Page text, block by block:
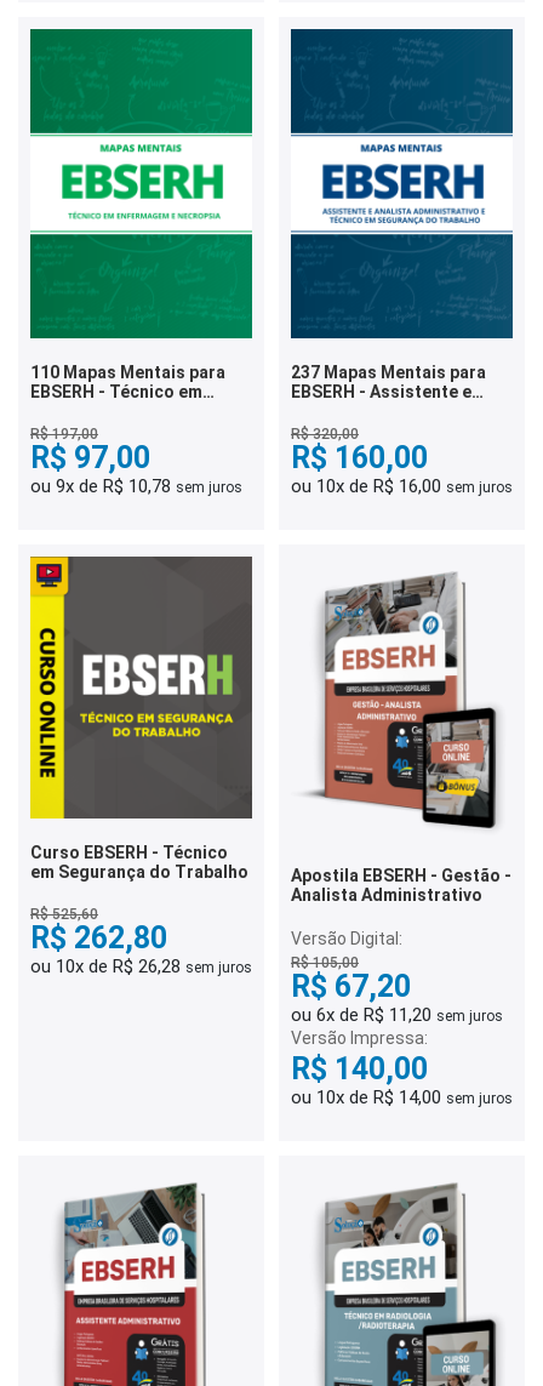
110 Mapas Mentais para
EBSERH - Técnico em
(PDF)
R$ 197,00
R$ 97,00
ou 9x de R$ 10,78 sem juros
237 Mapas Mentais para
EBSERH - Assistente e
Técnico em Segurança do
Trabalho (PDF)
R$ 320,00
R$ 160,00
ou 10x de R$ 16,00 sem juros
Curso EBSERH - Técnico
em Segurança do Trabalho
R$ 525,60
R$ 262,80
ou 10x de R$ 26,28 sem juros
Apostila EBSERH - Gestão -
Analista Administrativo
Versão Digital:
R$ 105,00
R$ 67,20
ou 6x de R$ 11,20 sem juros
Versão Impressa:
R$ 140,00
ou 10x de R$ 14,00 sem juros